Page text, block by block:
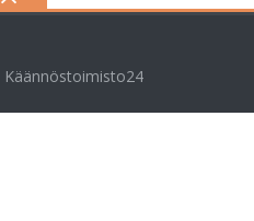
Käännöstoimisto24